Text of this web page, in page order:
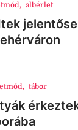
, albérlet
, tábor